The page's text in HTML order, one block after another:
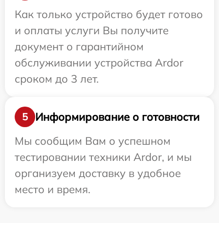
Как только устройство будет готово
и оплаты услуги Вы получите
документ о гарантийном
обслуживании устройства Ardor
сроком до 3 лет.
5
Информирование о готовности
Мы сообщим Вам о успешном
тестировании техники Ardor, и мы
организуем доставку в удобное
место и время.